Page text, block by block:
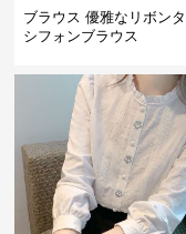
ブラウス 優雅なリボン
シフォンブラウス